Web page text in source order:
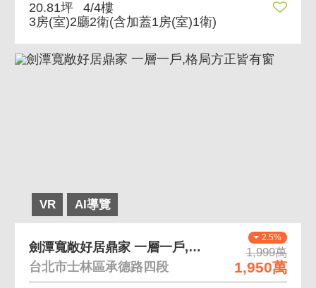
20.81坪
4/4樓
3房(室)2廳2衛(含加蓋1房(室)1衛)
VR AI導覽
2.5%
1,999萬
1,950萬
劍潭寬敞好居鼎家 一層一戶,格局方正皆有窗
台北市士林區承德路四段